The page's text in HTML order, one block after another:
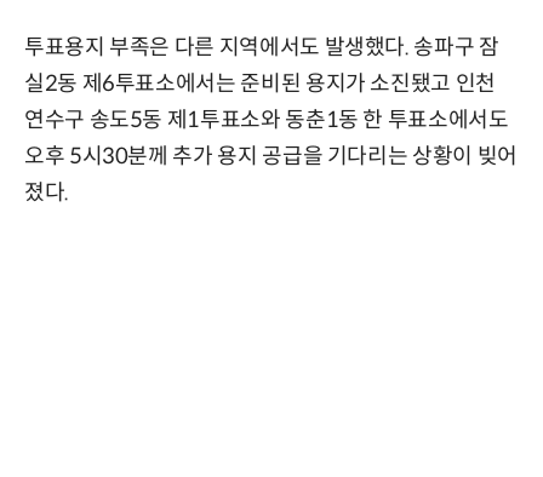
투표용지 부족은 다른 지역에서도 발생했다. 송파구 잠
실2동 제6투표소에서는 준비된 용지가 소진됐고 인천
연수구 송도5동 제1투표소와 동춘1동 한 투표소에서도
오후 5시30분께 추가 용지 공급을 기다리는 상황이 빚어
졌다.